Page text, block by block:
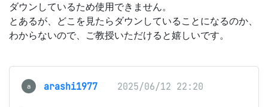
ダウンしているため使用できません。
とあるが、どこを見たらダウンしていることになるのか、
わからないので、ご教授いただけると嬉しいです。
a arashi1977 2025/06/12 22:20